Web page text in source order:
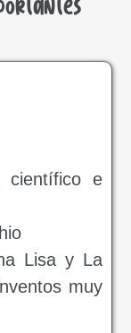
científico e
Lisa y La
muy